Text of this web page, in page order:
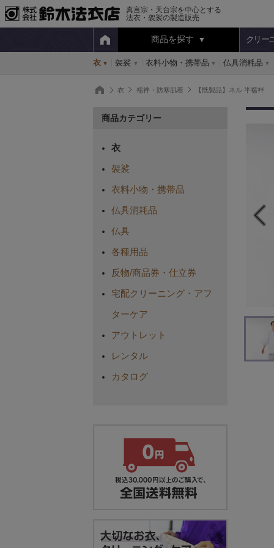
真言宗・天台宗を中心とする
法衣・袈裟の製造販売
商品を探す クリー
衣 袈裟 衣料小物・携帯品 仏具消耗品
衣 襦袢・防寒肌着 【既製品】ネル 半襦袢
商品カテゴリー
衣
袈裟
衣料小物・携帯品
仏具消耗品
仏具
各種用品
反物/商品券・仕立券
宅配クリーニング・アフ
ターケア
アウトレット
レンタル
カタログ